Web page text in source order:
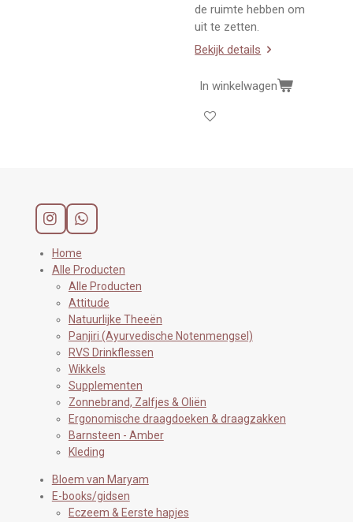
de ruimte hebben om
uit te zetten.
Bekijk details
In winkelwagen
I
s
t
W
a
t
s
A
p
p
Home
Alle Producten
Alle Producten
Attitude
Natuurlijke Theeën
Panjiri (Ayurvedische Notenmengsel)
RVS Drinkflessen
Wikkels
Supplementen
Zonnebrand, Zalfjes & Oliën
Ergonomische draagdoeken & draagzakken
Barnsteen - Amber
Kleding
Bloem van Maryam
E-books/gidsen
Eczeem & Eerste hapjes